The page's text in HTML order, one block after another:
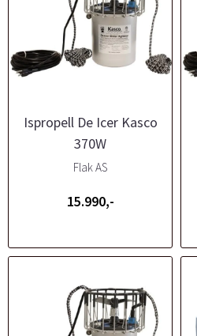
Ispropell De Icer Kasco
370W
Flak AS
15.990,-